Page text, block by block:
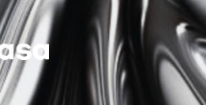
https://